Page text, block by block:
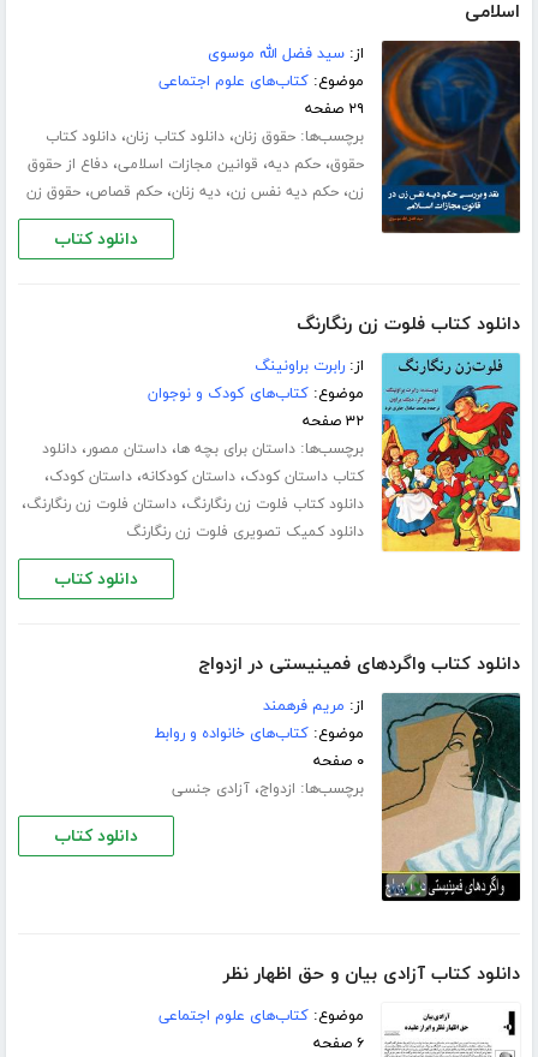
اسلامی
از:سید فضل الله موسوی
موضوع:کتاب‌های علوم اجتماعی
۲۹ صفحه
برچسب‌ها:حقوق زنان،دانلود کتاب زنان،دانلود کتاب
حقوق،حکم دیه، قوانین مجازات اسلامی،دفاع از حقوق
زن،حکم دیه نفس زن،دیه زنان،حکم قصاص،حقوق زن
دانلود کتاب
دانلود کتاب فلوت زن رنگارنگ
از:رابرت براونینگ
موضوع:کتاب‌های کودک و نوجوان
۳۲ صفحه
برچسب‌ها:داستان برای بچه ها،داستان مصور،دانلود
کتاب داستان کودک،داستان کودکانه،داستان کودک،
دانلود کتاب فلوت زن رنگارنگ،داستان فلوت زن رنگارنگ،
دانلود کمیک تصویری فلوت زن رنگارنگ
دانلود کتاب
دانلود کتاب واگردهای فمینیستی در ازدواج
از: مریم فرهمند
موضوع:کتاب‌های خانواده و روابط
۰ صفحه
برچسب‌ها: ازدواج،آزادی جنسی
دانلود کتاب
دانلود کتاب آزادی بیان و حق اظهار نظر
موضوع:کتاب‌های علوم اجتماعی
۶ صفحه